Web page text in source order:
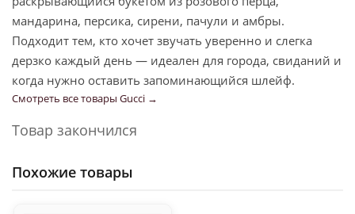
мандарина, персика, сирени, пачули и амбры.
Подходит тем, кто хочет звучать уверенно и слегка
дерзко каждый день — идеален для города, свиданий и
когда нужно оставить запоминающийся шлейф.
Смотреть все товары Gucci →
Товар закончился
Похожие товары